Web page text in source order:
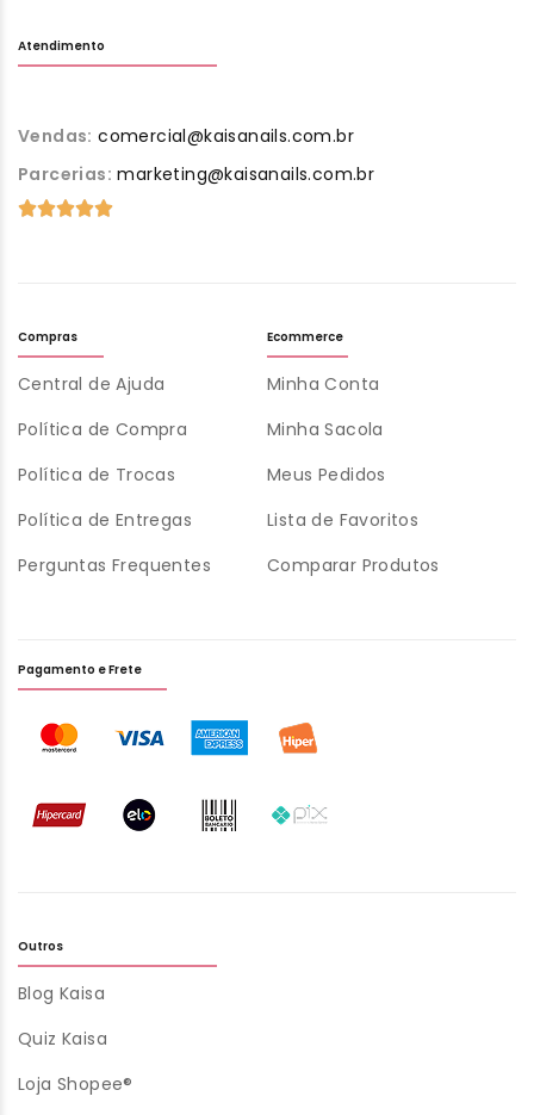
Atendimento
Vendas: comercial@kaisanails.com.br
Parcerias: marketing@kaisanails.com.br
Compras
Central de Ajuda
Política de Compra
Política de Trocas
Política de Entregas
Perguntas Frequentes
Ecommerce
Minha Conta
Minha Sacola
Meus Pedidos
Lista de Favoritos
Comparar Produtos
Outros
Blog Kaisa
Quiz Kaisa
Loja Shopee®
Pagamento e Frete